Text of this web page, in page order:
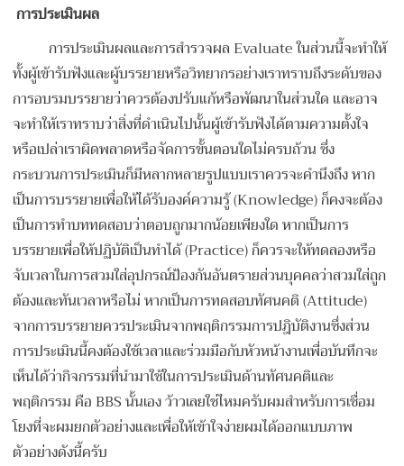
การประเมินผล
การประเมินผลและการสำรวจผล Evaluate ในส่วนนี้จะทำให้
ทั้งผู้เข้ารับฟังและผู้บรรยายหรือวิทยากรอย่างเราทราบถึงระดับของ
การอบรมบรรยายว่าควรต้องปรับแก้หรือพัฒนาในส่วนใด และอาจ
จะทำให้เราทราบว่าสิ่งที่ดำเนินไปนั้นผู้เข้ารับฟังได้ตามความตั้งใจ
หรือเปล่าเราผิดพลาดหรือจัดการขั้นตอนใดไม่ครบถ้วน ซึ่ง
กระบวนการประเมินก็มีหลากหลายรูปแบบเราควรจะคำนึงถึง หาก
เป็นการบรรยายเพื่อให้ได้รับองค์ความรู้ (Knowledge) ก็คงจะต้อง
เป็นการทำบททดสอบว่าตอบถูกมากน้อยเพียงใด หากเป็นการ
บรรยายเพื่อให้ปฏิบัติเป็นทำได้ (Practice) ก็ควรจะให้ทดลองหรือ
จับเวลาในการสวมใส่อุปกรณ์ป้องกันอันตรายส่วนบุคคลว่าสวมใส่ถูก
ต้องและทันเวลาหรือไม่ หากเป็นการทดสอบทัศนคติ (Attitude)
จากการบรรยายควรประเมินจากพฤติกรรมการปฎิบัติงานซึ่งส่วน
การประเมินนี้คงต้องใช้เวลาและร่วมมือกับหัวหน้างานเพื่อบันทึกจะ
เห็นได้ว่ากิจกรรมที่นำมาใช้ในการประเมินด้านทัศนคติและ
พฤติกรรม คือ BBS นั้นเอง ว้าวเลยใช่ไหมครับผมสำหรับการเชื่อม
โยงที่จะผมยกตัวอย่างและเพื่อให้เข้าใจง่ายผมได้ออกแบบภาพ
ตัวอย่างดังนี้ครับ